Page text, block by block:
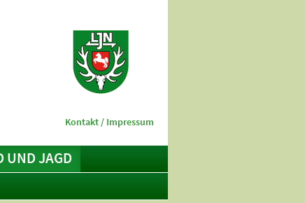
UND JAGD
Kontakt / Impressum